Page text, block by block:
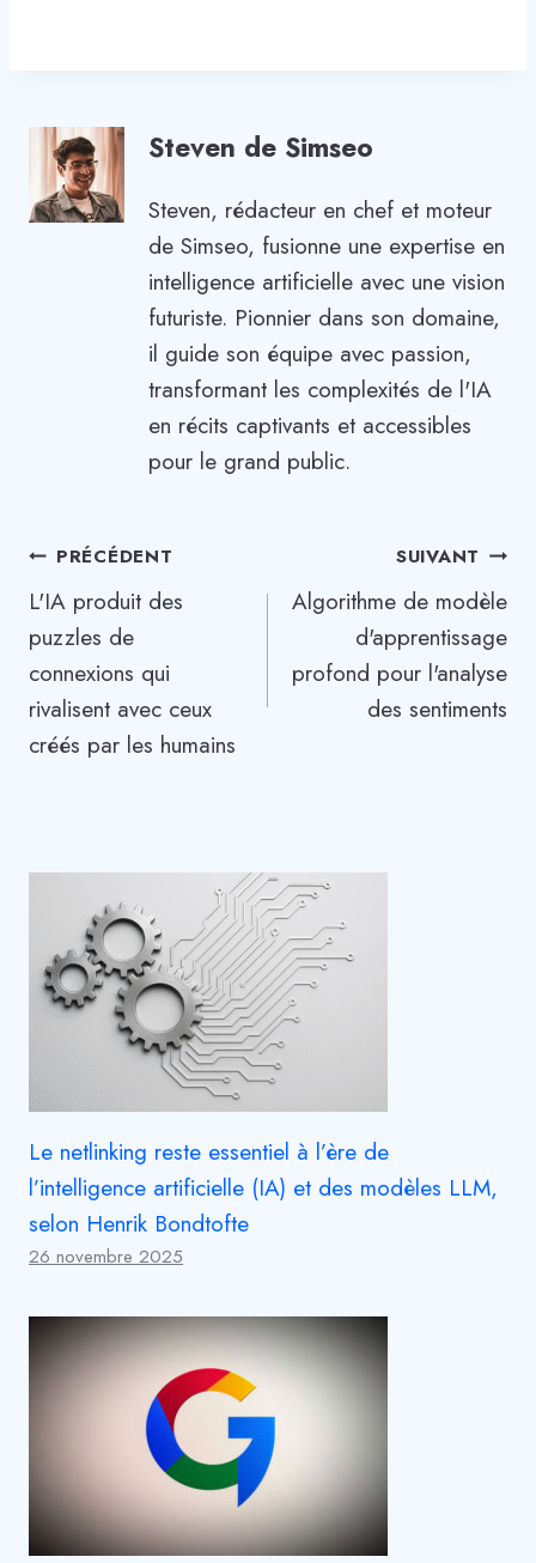
Steven de Simseo
Steven, rédacteur en chef et moteur
de Simseo, fusionne une expertise en
intelligence artificielle avec une vision
futuriste. Pionnier dans son domaine,
il guide son équipe avec passion,
transformant les complexités de l'IA
en récits captivants et accessibles
pour le grand public.
Navigation
de
l’article
PRÉCÉDENT
L'IA produit des
puzzles de
connexions qui
rivalisent avec ceux
créés par les humains
SUIVANT
Algorithme de modèle
d'apprentissage
profond pour l'analyse
des sentiments
Le netlinking reste essentiel à l’ère de
l’intelligence artificielle (IA) et des modèles LLM,
selon Henrik Bondtofte
26 novembre 2025